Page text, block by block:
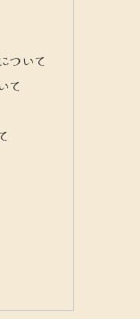
ついて
て